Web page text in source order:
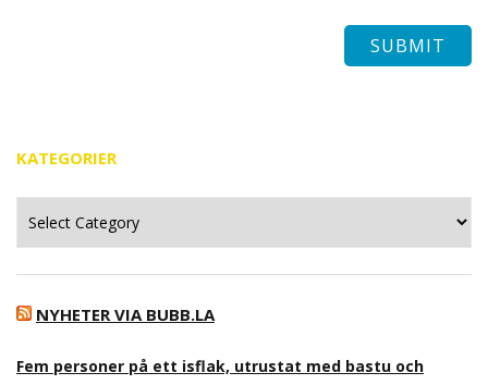
KATEGORIER
NYHETER VIA BUBB.LA
Fem personer på ett isflak, utrustat med bastu och